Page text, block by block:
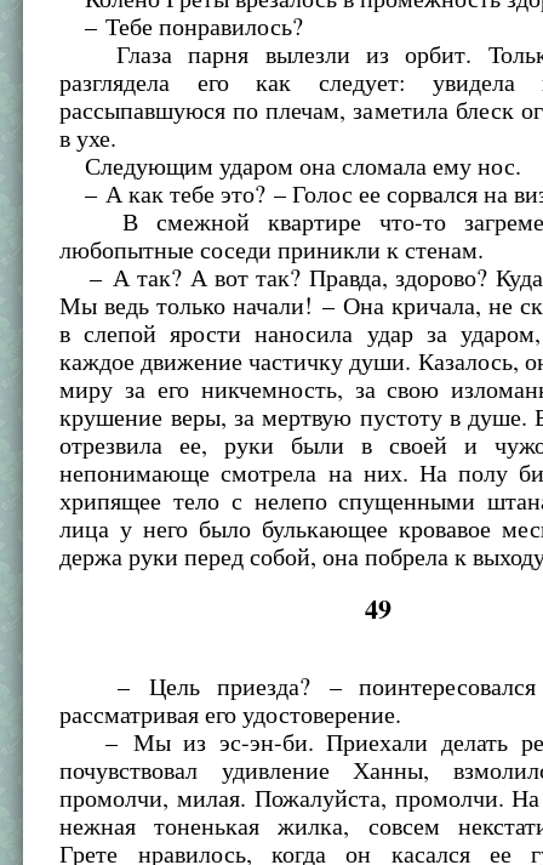
– Тебе понравилось?
Глаза парня вылезли из орбит.
разглядела его как следует: увидела
рассыпавшуюся по плечам, заметила блеск
в ухе.
Следующим ударом она сломала ему нос.
– А как тебе это? – Голос ее сорвался на
В смежной квартире что-то
любопытные соседи приникли к стенам.
– А так? А вот так? Правда, здорово?
Мы ведь только начали! – Она кричала, не
в слепой ярости наносила удар за
каждое движение частичку души. Казалось,
миру за его никчемность, за свою
крушение веры, за мертвую пустоту в душе.
отрезвила ее, руки были в своей и
непонимающе смотрела на них. На полу
хрипящее тело с нелепо спущенными
лица у него было булькающее кровавое
держа руки перед собой, она побрела к
49
– Цель приезда? – поинтересовался
рассматривая его удостоверение.
– Мы из эс-эн-би. Приехали делать
почувствовал удивление Ханны,
промолчи, милая. Пожалуйста, промолчи.
нежная тоненькая жилка, совсем
Грете нравилось, когда он касался ее